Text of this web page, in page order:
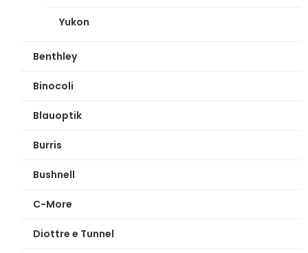
Yukon
Benthley
Binocoli
Blauoptik
Burris
Bushnell
C-More
Diottre e Tunnel